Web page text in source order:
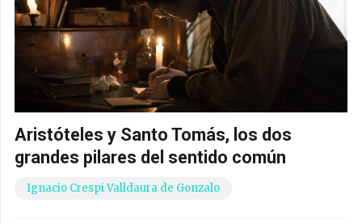
Aristóteles y Santo Tomás, los dos
grandes pilares del sentido común
Ignacio Crespi Valldaura de Gonzalo